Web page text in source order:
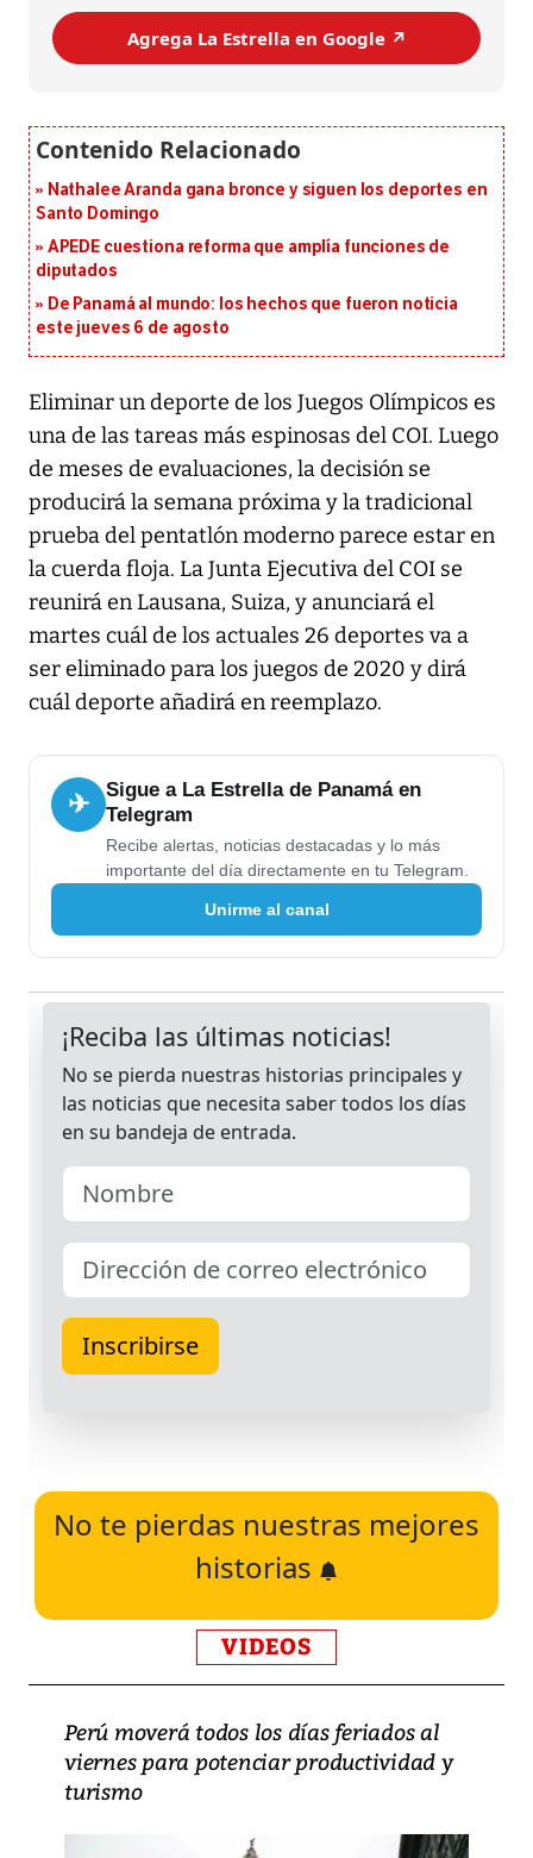
Agrega La Estrella en Google ↗️
Nathalee Aranda gana bronce y siguen los deportes en
Santo Domingo
APEDE cuestiona reforma que amplía funciones de
diputados
De Panamá al mundo: los hechos que fueron noticia
este jueves 6 de agosto
Eliminar un deporte de los Juegos Olímpicos es
una de las tareas más espinosas del COI. Luego
de meses de evaluaciones, la decisión se
producirá la semana próxima y la tradicional
prueba del pentatlón moderno parece estar en
la cuerda floja. La Junta Ejecutiva del COI se
reunirá en Lausana, Suiza, y anunciará el
martes cuál de los actuales 26 deportes va a
ser eliminado para los juegos de 2020 y dirá
cuál deporte añadirá en reemplazo.
✈
Sigue a La Estrella de Panamá en
Telegram
Recibe alertas, noticias destacadas y lo más
importante del día directamente en tu Telegram.
Unirme al canal
No te pierdas nuestras mejores
historias
VIDEOS
Perú moverá todos los días feriados al
viernes para potenciar productividad y
turismo